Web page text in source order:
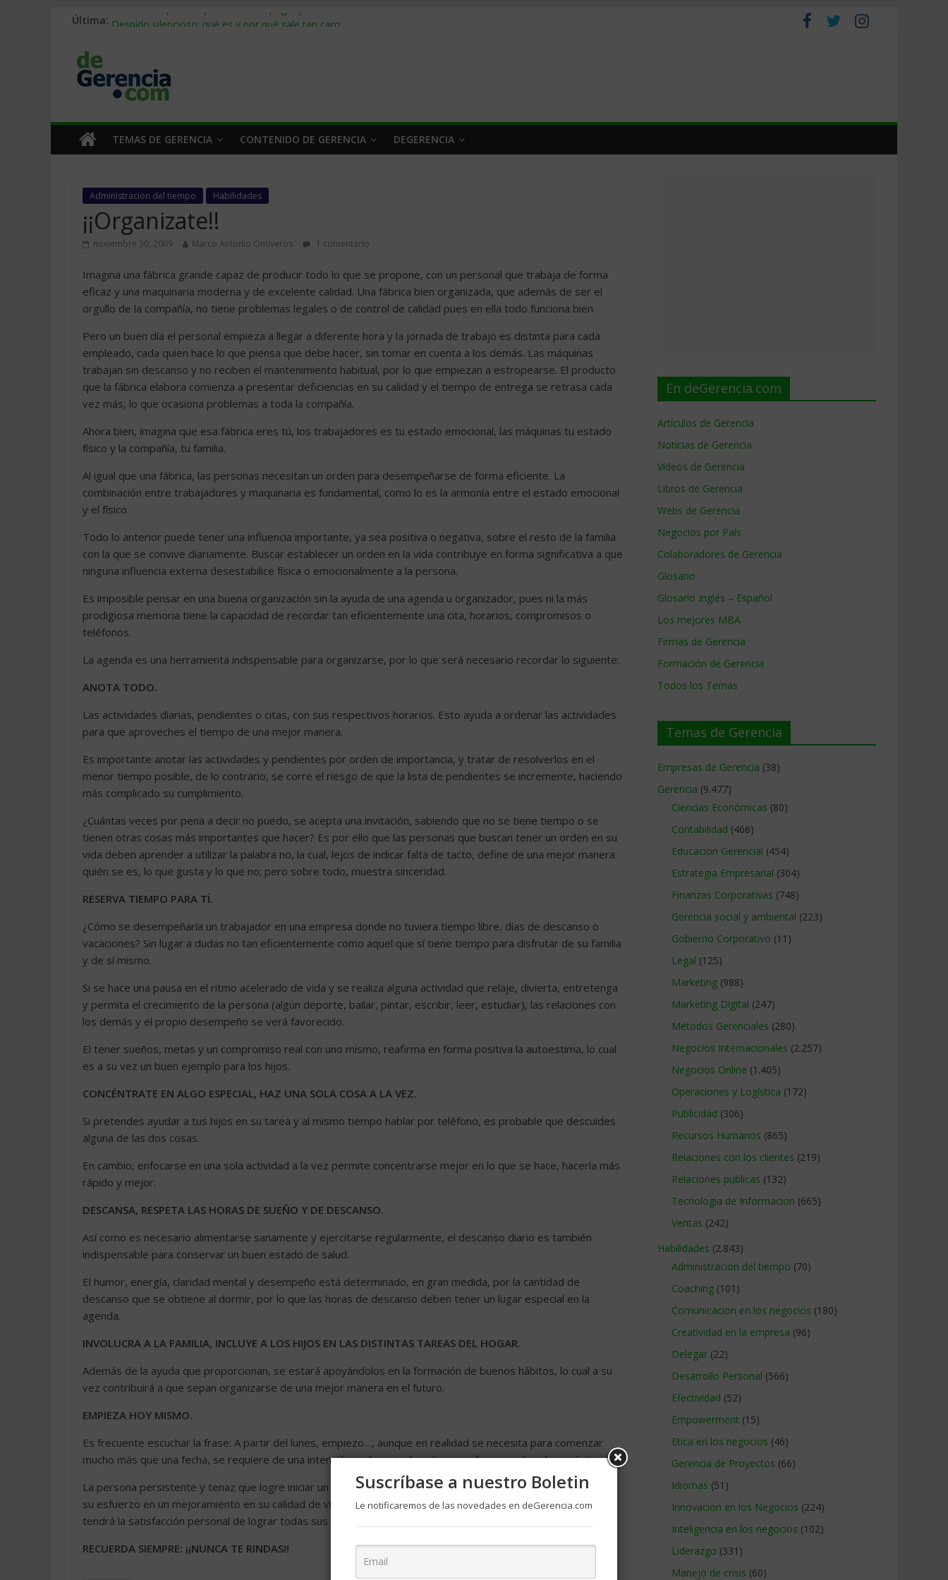
Última: Stablecoins para empresas: cómo pagar y cobrar en 2026
Trabajo forzoso en la cadena de suministro: qué hacer
Mercado hispano de EE. UU.: cómo segmentarlo y venderle
TEMAS DE GERENCIA CONTENIDO DE GERENCIA DEGERENCIA
Administracion del tiempo Habilidades
¡¡Organizate!!
noviembre 30, 2009 Marco Antonio Ontiveros 1 comentario
Imagina una fábrica grande capaz de producir todo lo que se propone, con un personal que trabaja de forma
eficaz y una maquinaria moderna y de excelente calidad. Una fábrica bien organizada, que además de ser el
orgullo de la compañía, no tiene problemas legales o de control de calidad pues en ella todo funciona bien.
Pero un buen día el personal empieza a llegar a diferente hora y la jornada de trabajo es distinta para cada
empleado, cada quien hace lo que piensa que debe hacer, sin tomar en cuenta a los demás. Las máquinas
trabajan sin descanso y no reciben el mantenimiento habitual, por lo que empiezan a estropearse. El producto
que la fábrica elabora comienza a presentar deficiencias en su calidad y el tiempo de entrega se retrasa cada
vez más, lo que ocasiona problemas a toda la compañía.
Ahora bien, imagina que esa fábrica eres tú, los trabajadores es tu estado emocional, las máquinas tu estado
físico y la compañía, tu familia.
Al igual que una fábrica, las personas necesitan un orden para desempeñarse de forma eficiente. La
combinación entre trabajadores y maquinaria es fundamental, como lo es la armonía entre el estado emocional
y el físico.
Todo lo anterior puede tener una influencia importante, ya sea positiva o negativa, sobre el resto de la familia
con la que se convive diariamente. Buscar establecer un orden en la vida contribuye en forma significativa a que
ninguna influencia externa desestabilice física o emocionalmente a la persona.
Es imposible pensar en una buena organización sin la ayuda de una agenda u organizador, pues ni la más
prodigiosa memoria tiene la capacidad de recordar tan eficientemente una cita, horarios, compromisos o
teléfonos.
La agenda es una herramienta indispensable para organizarse, por lo que será necesario recordar lo siguiente:
ANOTA TODO.
Las actividades diarias, pendientes o citas, con sus respectivos horarios. Esto ayuda a ordenar las actividades
para que aproveches el tiempo de una mejor manera.
Es importante anotar las actividades y pendientes por orden de importancia, y tratar de resolverlos en el
menor tiempo posible, de lo contrario, se corre el riesgo de que la lista de pendientes se incremente, haciendo
más complicado su cumplimiento.
¿Cuántas veces por pena a decir no puedo, se acepta una invitación, sabiendo que no se tiene tiempo o se
tienen otras cosas más importantes que hacer? Es por ello que las personas que buscan tener un orden en su
vida deben aprender a utilizar la palabra no, la cual, lejos de indicar falta de tacto, define de una mejor manera
quién se es, lo que gusta y lo que no; pero sobre todo, muestra sinceridad.
RESERVA TIEMPO PARA TÍ.
¿Cómo se desempeñaría un trabajador en una empresa donde no tuviera tiempo libre, días de descanso o
vacaciones? Sin lugar a dudas no tan eficientemente como aquel que sí tiene tiempo para disfrutar de su familia
y de sí mismo.
Si se hace una pausa en el ritmo acelerado de vida y se realiza alguna actividad que relaje, divierta, entretenga
y permita el crecimiento de la persona (algún deporte, bailar, pintar, escribir, leer, estudiar), las relaciones con
los demás y el propio desempeño se verá favorecido.
El tener sueños, metas y un compromiso real con uno mismo, reafirma en forma positiva la autoestima, lo cual
es a su vez un buen ejemplo para los hijos.
CONCÉNTRATE EN ALGO ESPECIAL, HAZ UNA SOLA COSA A LA VEZ.
Si pretendes ayudar a tus hijos en su tarea y al mismo tiempo hablar por teléfono, es probable que descuides
alguna de las dos cosas.
En cambio, enfocarse en una sola actividad a la vez permite concentrarse mejor en lo que se hace, hacerla más
rápido y mejor.
DESCANSA, RESPETA LAS HORAS DE SUEÑO Y DE DESCANSO.
Así como es necesario alimentarse sanamente y ejercitarse regularmente, el descanso diario es también
indispensable para conservar un buen estado de salud.
El humor, energía, claridad mental y desempeño está determinado, en gran medida, por la cantidad de
descanso que se obtiene al dormir, por lo que las horas de descanso deben tener un lugar especial en la
agenda.
INVOLUCRA A LA FAMILIA, INCLUYE A LOS HIJOS EN LAS DISTINTAS TAREAS DEL HOGAR.
Además de la ayuda que proporcionan, se estará apoyándolos en la formación de buenos hábitos, lo cual a su
vez contribuirá a que sepan organizarse de una mejor manera en el futuro.
EMPIEZA HOY MISMO.
Es frecuente escuchar la frase: A partir del lunes, empiezo…, aunque en realidad se necesita para comenzar
mucho más que una fecha, se requiere de una intención real y autodisciplina para llevar a cabo el propósito.
La persona persistente y tenaz que logre iniciar un cambio en su forma de organizarse, verá los resultados de
su esfuerzo en un mejoramiento en su calidad de vida, en sus relaciones con los demás, pero sobre todo,
tendrá la satisfacción personal de lograr todas sus metas y ser dueño de su tiempo y de sí mismo.
RECUERDA SIEMPRE: ¡¡NUNCA TE RINDAS!!
En deGerencia.com
Artículos de Gerencia
Noticias de Gerencia
Videos de Gerencia
Libros de Gerencia
Webs de Gerencia
Negocios por País
Colaboradores de Gerencia
Glosario
Glosario Inglés – Español
Los mejores MBA
Firmas de Gerencia
Formación de Gerencia
Todos los Temas
Temas de Gerencia
Empresas de Gerencia (38)
Gerencia (9.477)
Ciencias Económicas (80)
Contabilidad (466)
Educacion Gerencial (454)
Estrategia Empresarial (304)
Finanzas Corporativas (748)
Gerencia social y ambiental (223)
Gobierno Corporativo (11)
Legal (125)
Marketing (988)
Marketing Digital (247)
Métodos Gerenciales (280)
Negocios Internacionales (2.257)
Negocios Online (1.405)
Operaciones y Logística (172)
Publicidad (306)
Recursos Humanos (865)
Relaciones con los clientes (219)
Relaciones publicas (132)
Tecnologia de Informacion (665)
Ventas (242)
Habilidades (2.843)
Administracion del tiempo (70)
Coaching (101)
Comunicacion en los negocios (180)
Creatividad en la empresa (96)
Delegar (22)
Desarrollo Personal (566)
Efectividad (52)
Empowerment (15)
Etica en los negocios (46)
Gerencia de Proyectos (66)
Idiomas (51)
Innovacion en los Negocios (224)
Inteligencia en los negocios (102)
Liderazgo (331)
Manejo de crisis (60)
Suscríbase a nuestro Boletin
Le notificaremos de las novedades en deGerencia.com